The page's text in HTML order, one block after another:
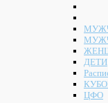
ДЕТИ
ЦФО